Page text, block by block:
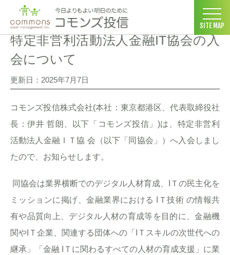
SITE MAP
コモンズ投信 ホーム >ニュースリリース 特定非営利活動法人金
特定非営利活動法人金融IT協会の入
会について
更新日：2025年7月7日
コモンズ投信株式会社(本社：東京都港区、代表取締役社
長：伊井 哲朗、以下「コモンズ投信」)は、特定非営利
活動法人金融ＩＴ協 会（以下「同協会」）へ入会しまし
たので、お知らせします。
同協会は業界横断でのデジタル人材育成、IＴの民主化を
ミッションに掲げ、金融業界における IＴ技術 の情報共
有や品質向上、デジタル人材の育成等を目的に、金融機
関やIＴ企業、関連する団体への「IＴスキルの次世代への
継承」「金融 IＴに関わるすべての人材の育成支援」に業